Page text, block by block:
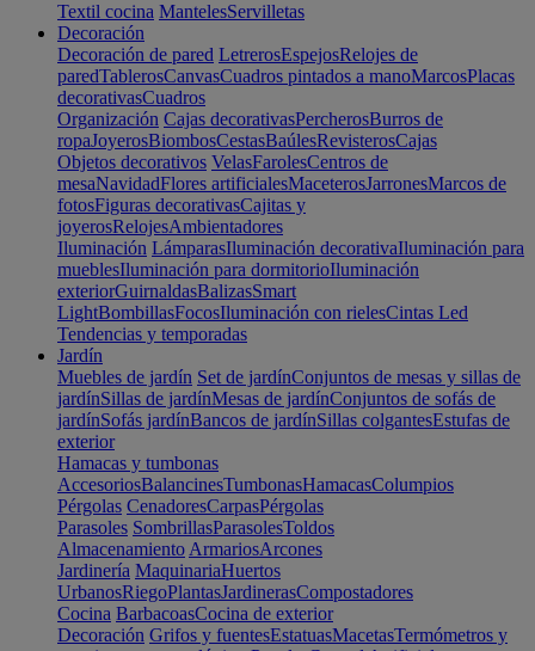
Textil cocina MantelesServilletas
Decoración
Decoración de pared LetrerosEspejosRelojes de
paredTablerosCanvasCuadros pintados a manoMarcosPlacas
decorativasCuadros
Organización Cajas decorativasPercherosBurros de
ropaJoyerosBiombosCestasBaúlesRevisterosCajas
Objetos decorativos VelasFarolesCentros de
mesaNavidadFlores artificialesMaceterosJarronesMarcos de
fotosFiguras decorativasCajitas y
joyerosRelojesAmbientadores
Iluminación LámparasIluminación decorativaIluminación para
mueblesIluminación para dormitorioIluminación
exteriorGuirnaldasBalizasSmart
LightBombillasFocosIluminación con rielesCintas Led
Tendencias y temporadas
Jardín
Muebles de jardín Set de jardínConjuntos de mesas y sillas de
jardínSillas de jardínMesas de jardínConjuntos de sofás de
jardínSofás jardínBancos de jardínSillas colgantesEstufas de
exterior
Hamacas y tumbonas
AccesoriosBalancinesTumbonasHamacasColumpios
Pérgolas CenadoresCarpasPérgolas
Parasoles SombrillasParasolesToldos
Almacenamiento ArmariosArcones
Jardinería MaquinariaHuertos
UrbanosRiegoPlantasJardinerasCompostadores
Cocina BarbacoasCocina de exterior
Decoración Grifos y fuentesEstatuasMacetasTermómetros y